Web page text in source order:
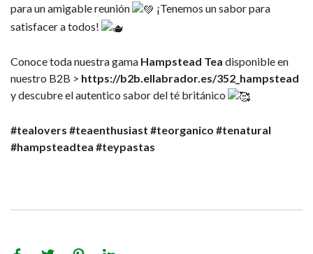
para un amigable reunión
¡Tenemos un sabor para
satisfacer a todos!
Conoce toda nuestra gama Hampstead Tea disponible en
nuestro B2B > https://b2b.ellabrador.es/352_hampstead
y descubre el autentico sabor del té británico
#tealovers #teaenthusiast #teorganico #tenatural
#hampsteadtea #teypastas